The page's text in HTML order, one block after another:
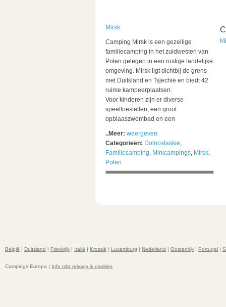
Mirsk
Camping Mirsk is een gezellige
familiecamping in het zuidwesten van
Polen gelegen in een rustige landelijke
omgeving. Mirsk ligt dichtbij de grens
met Duitsland en Tsjechië en biedt 42
ruime kampeerplaatsen.
Voor kinderen zijn er diverse
speeltoestellen, een groot
opblaaszwembad en een
..Meer: weergeven
Categorieën: Dolnoslaskie,
Familiecamping, Minicampings, Mirsk,
Polen
België | Duitsland | Frankrijk | Italië | Kroatië | Luxemburg | Nederland | Oostenrijk | Portugal |
Campings Europa | Info mbt privacy & cookies